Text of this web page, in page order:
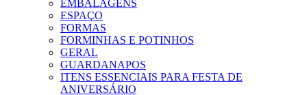
EMBALAGENS
ESPAÇO
FORMAS
FORMINHAS E POTINHOS
GERAL
GUARDANAPOS
ITENS ESSENCIAIS PARA FESTA DE
ANIVERSÁRIO